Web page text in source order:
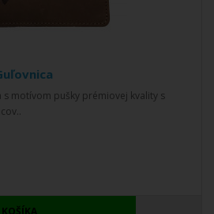
s motívom pušky prémiovej kvality s